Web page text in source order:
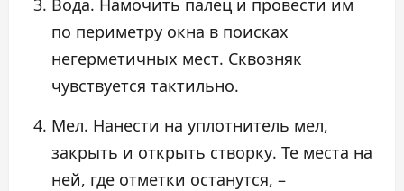
Вода. Намочить палец и провести им
по периметру окна в поисках
негерметичных мест. Сквозняк
чувствуется тактильно.
Мел. Нанести на уплотнитель мел,
закрыть и открыть створку. Те места на
ней, где отметки останутся, –